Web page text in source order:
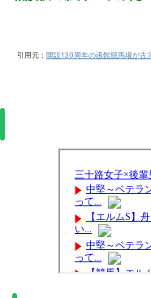
引用元： 開設130周年の函館競馬場が古